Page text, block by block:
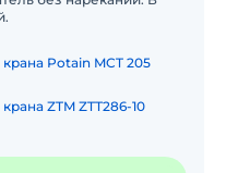
Potain MCT 205
ZTM ZTT286-10